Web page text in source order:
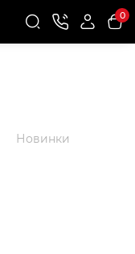
0
Новинки